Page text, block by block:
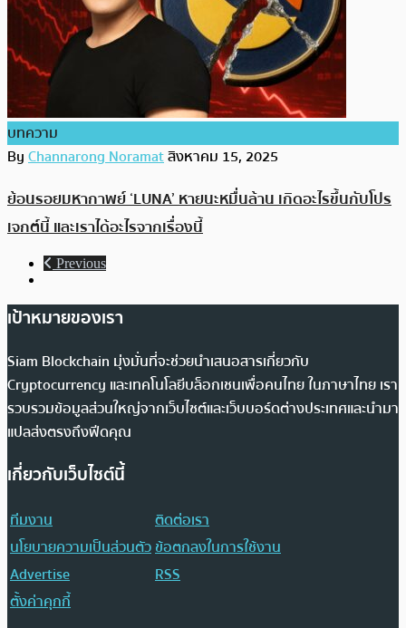
บทความ
ByChannarong Noramatสิงหาคม 15, 2025
ย้อนรอยมหากาพย์ ‘LUNA’ หายนะหมื่นล้าน เกิดอะไรขึ้นกับโปร
เจกต์นี้ และเราได้อะไรจากเรื่องนี้
Previous
เป้าหมายของเรา
Siam Blockchain มุ่งมั่นที่จะช่วยนำเสนอสารเกี่ยวกับ
Cryptocurrency และเทคโนโลยีบล็อกเชนเพื่อคนไทย ในภาษาไทย เรา
รวบรวมข้อมูลส่วนใหญ่จากเว็บไซต์และเว็บบอร์ดต่างประเทศและนำมา
แปลส่งตรงถึงฟีดคุณ
เกี่ยวกับเว็บไซต์นี้
ทีมงาน
ติดต่อเรา
นโยบายความเป็นส่วนตัวข้อตกลงในการใช้งาน
Advertise
RSS
ตั้งค่าคุกกี้